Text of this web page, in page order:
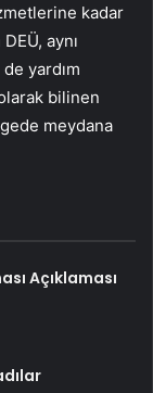
kadar
aynı
yardım
bilinen
meydana
Açıklaması